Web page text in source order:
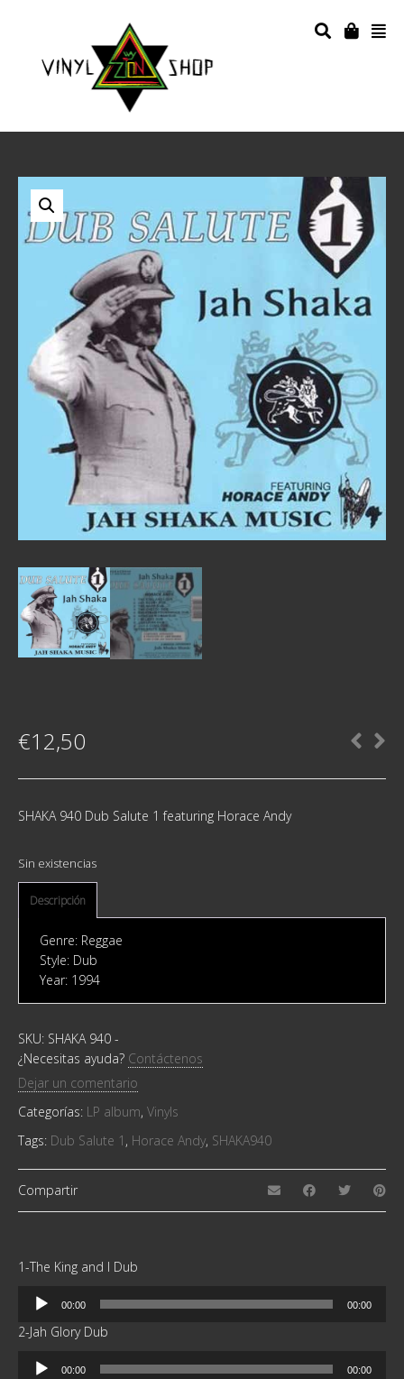
€12,50
SHAKA 940 Dub Salute 1 featuring Horace Andy
Sin existencias
Descripción
Genre: Reggae
Style: Dub
Year: 1994
SKU: SHAKA 940 -
¿Necesitas ayuda? Contáctenos
Dejar un comentario
Categorías: LP album, Vinyls
Tags: Dub Salute 1 , Horace Andy, SHAKA940
Compartir
1-The King and I Dub
Reproductor
audio
00:00 00:00
2-Jah Glory Dub
Reproductor
00:00 00:00